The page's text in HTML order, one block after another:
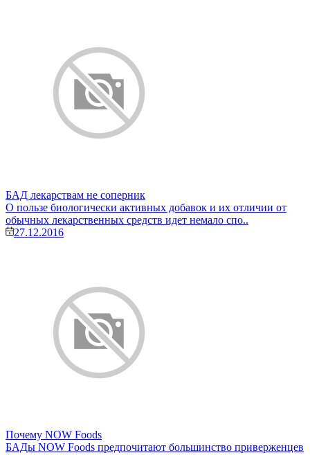
БАД лекарствам не соперник
О пользе биологически активных добавок и их отличии от
обычных лекарственных средств идет немало спо..
27.12.2016
Почему NOW Foods
БАДы NOW Foods предпочитают большинство приверженцев